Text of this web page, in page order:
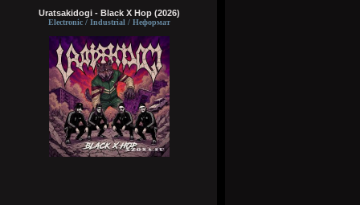
Uratsakidogi - Black X Hop (2026)
Electronic / Industrial / Неформат